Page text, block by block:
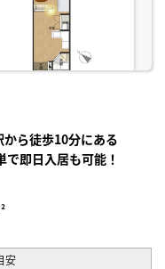
から徒歩10分にある
即日入居も可能！
安